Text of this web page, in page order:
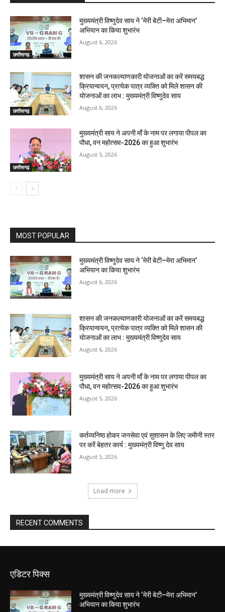
छत्तीसगढ़
मुख्यमंत्री विष्णुदेव साय ने ‘मेरी बेटी–मेरा अभिमान’
अभियान का किया शुभारंभ
August 6, 2026
छत्तीसगढ़
शासन की जनकल्याणकारी योजनाओं का करें समयबद्ध
क्रियान्वयन, प्रत्येक पात्र व्यक्ति को मिले शासन की
योजनाओं का लाभ : मुख्यमंत्री विष्णुदेव साय
August 6, 2026
छत्तीसगढ़
मुख्यमंत्री साय ने अपनी माँ के नाम पर लगाया पीपल का
पौधा, वन महोत्सव-2026 का हुआ शुभारंभ
August 5, 2026
MOST POPULAR
मुख्यमंत्री विष्णुदेव साय ने ‘मेरी बेटी–मेरा अभिमान’
अभियान का किया शुभारंभ
August 6, 2026
शासन की जनकल्याणकारी योजनाओं का करें समयबद्ध
क्रियान्वयन, प्रत्येक पात्र व्यक्ति को मिले शासन की
योजनाओं का लाभ : मुख्यमंत्री विष्णुदेव साय
August 6, 2026
मुख्यमंत्री साय ने अपनी माँ के नाम पर लगाया पीपल का
पौधा, वन महोत्सव-2026 का हुआ शुभारंभ
August 5, 2026
कर्तव्यनिष्ठ होकर जनसेवा एवं सुशासन के लिए जमीनी स्तर
पर करें बेहतर कार्य : मुख्यमंत्री विष्णु देव साय
August 5, 2026
Load more
RECENT COMMENTS
एडिटर पिक्स
मुख्यमंत्री विष्णुदेव साय ने ‘मेरी बेटी–मेरा अभिमान’
अभियान का किया शुभारंभ